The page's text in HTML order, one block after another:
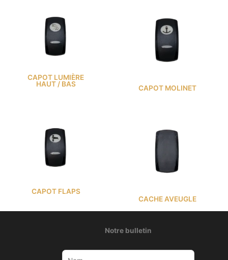
CAPOT LUMIÈRE
HAUT / BAS
CAPOT MOLINET
CAPOT FLAPS
CACHE AVEUGLE
Notre bulletin